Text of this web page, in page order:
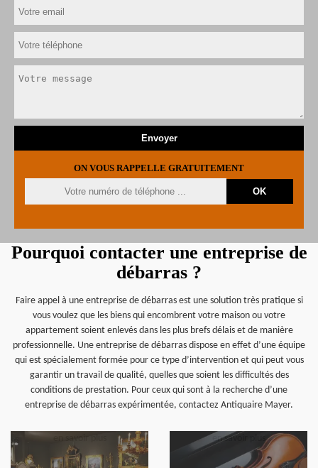
ON VOUS RAPPELLE GRATUITEMENT
Pourquoi contacter une entreprise de
débarras ?
Faire appel à une entreprise de débarras est une solution très pratique si
vous voulez que les biens qui encombrent votre maison ou votre
appartement soient enlevés dans les plus brefs délais et de manière
professionnelle. Une entreprise de débarras dispose en effet d’une équipe
qui est spécialement formée pour ce type d’intervention et qui peut vous
garantir un travail de qualité, quelles que soient les difficultés des
conditions de prestation. Pour ceux qui sont à la recherche d’une
entreprise de débarras expérimentée, contactez Antiquaire Mayer.
en savoir plus en savoir plus